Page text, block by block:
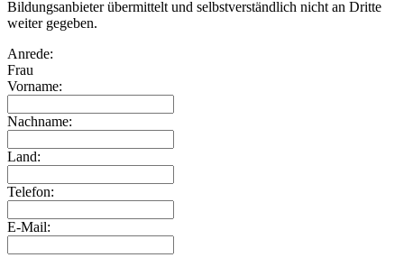
Bildungsanbieter übermittelt und selbstverständlich nicht an Dritte
weiter gegeben.
Anrede:
Frau
Vorname:
Nachname:
Land:
Telefon:
E-Mail: